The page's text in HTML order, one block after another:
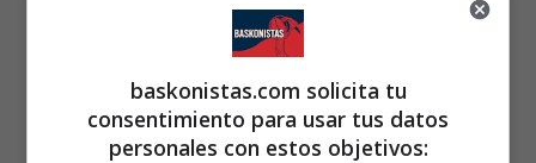
En el que fue su último partido como jugador de Virtus,
Videollamada con Achille Polonara
baskonistas.com solicita tu
consentimiento para usar tus datos
personales con estos objetivos: